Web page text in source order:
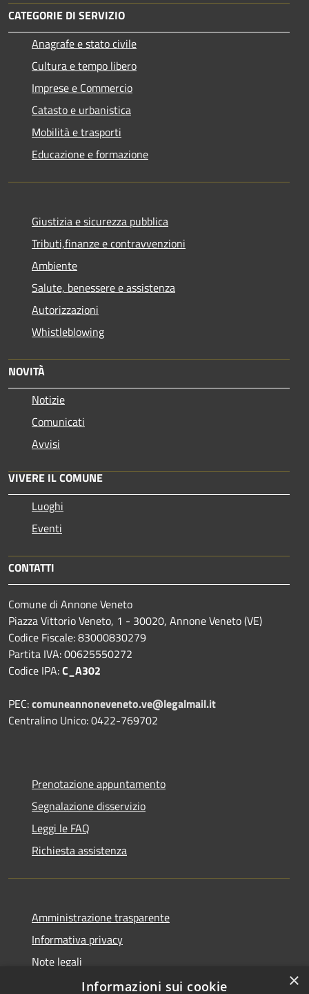
CATEGORIE DI SERVIZIO
Anagrafe e stato civile
Cultura e tempo libero
Imprese e Commercio
Catasto e urbanistica
Mobilità e trasporti
Educazione e formazione
Giustizia e sicurezza pubblica
Tributi,finanze e contravvenzioni
Ambiente
Salute, benessere e assistenza
Autorizzazioni
Whistleblowing
NOVITÀ
Notizie
Comunicati
Avvisi
VIVERE IL COMUNE
Luoghi
Eventi
CONTATTI
Comune di Annone Veneto
Piazza Vittorio Veneto, 1 - 30020, Annone Veneto (VE)
Codice Fiscale: 83000830279
Partita IVA: 00625550272
Codice IPA:C_A302
PEC:comuneannoneveneto.ve@legalmail.it
Centralino Unico: 0422-769702
Prenotazione appuntamento
Segnalazione disservizio
Leggi le FAQ
Richiesta assistenza
Amministrazione trasparente
Informativa privacy
Note legali
Dichiarazione di accessibilità
×
Informazioni sui cookie